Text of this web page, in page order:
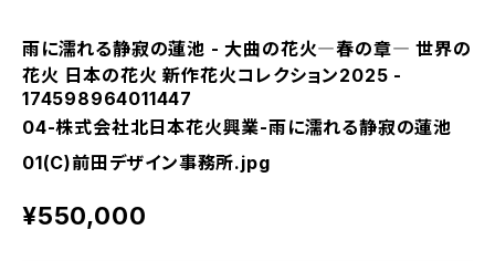
雨に濡れる静寂の蓮池 - 大曲の花火―春の章― 世界の
花火 日本の花火 新作花火コレクション2025 -
174598964011447
04-株式会社北日本花火興業-雨に濡れる静寂の蓮池
01(C)前田デザイン事務所.jpg
¥550,000